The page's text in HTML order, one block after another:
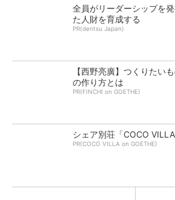
全員がリーダーシップを
た人財を育成する
PR(dentsu Japan)
【西野亮廣】つくりたい
の作り方とは
PR(FINCHI on GOETHE)
シェア別荘「COCO
PR(COCO VILLA on GOETHE)